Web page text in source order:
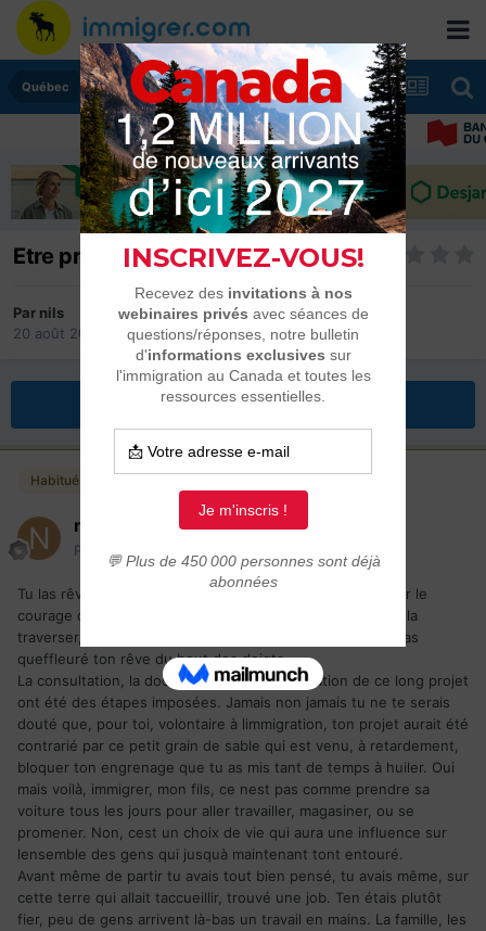
Québec
Etre prêt...
Par nils
20 août 2010
dans Québec
Répondre à ce sujet
Habitués
nils
Posté(e)
Tu las rêvé de longues, très longues années, avant davoir le
courage de sauter le pas. La « grande flaque » tu voulais la
traverser, et contre vents et marées tu las fait. Mais tu nas
queffleuré ton rêve du bout des doigts
La consultation, la documentation, la préparation de ce long projet
ont été des étapes imposées. Jamais non jamais tu ne te serais
douté que, pour toi, volontaire à limmigration, ton projet aurait été
contrarié par ce petit grain de sable qui est venu, à retardement,
bloquer ton engrenage que tu as mis tant de temps à huiler. Oui
mais voilà, immigrer, mon fils, ce nest pas comme prendre sa
voiture tous les jours pour aller travailler, magasiner, ou se
promener. Non, cest un choix de vie qui aura une influence sur
lensemble des gens qui jusquà maintenant tont entouré.
Avant même de partir tu avais tout bien pensé, tu avais même, sur
cette terre qui allait taccueillir, trouvé une job. Ten étais plutôt
fier, peu de gens arrivent là-bas un travail en mains. La famille, les